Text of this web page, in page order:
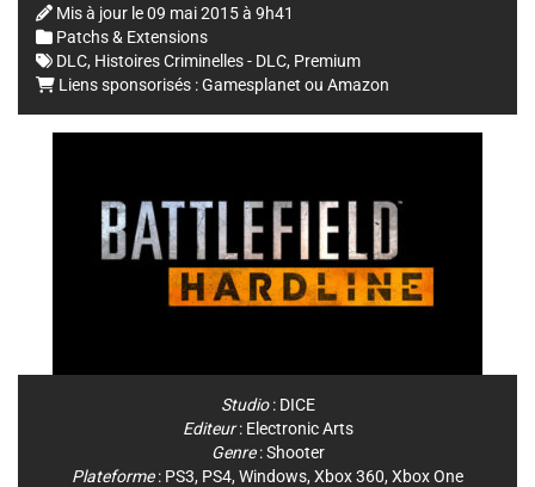
Mis à jour le09 mai 2015 à 9h41
Patchs & Extensions
DLC, Histoires Criminelles - DLC, Premium
Liens sponsorisés :Gamesplanet ou Amazon
Studio: DICE
Editeur: Electronic Arts
Genre:Shooter
Plateforme: PS3, PS4, Windows, Xbox 360, Xbox One